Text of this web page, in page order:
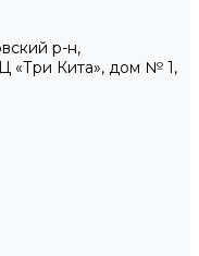
р-н,
«Три Кита», дом № 1,